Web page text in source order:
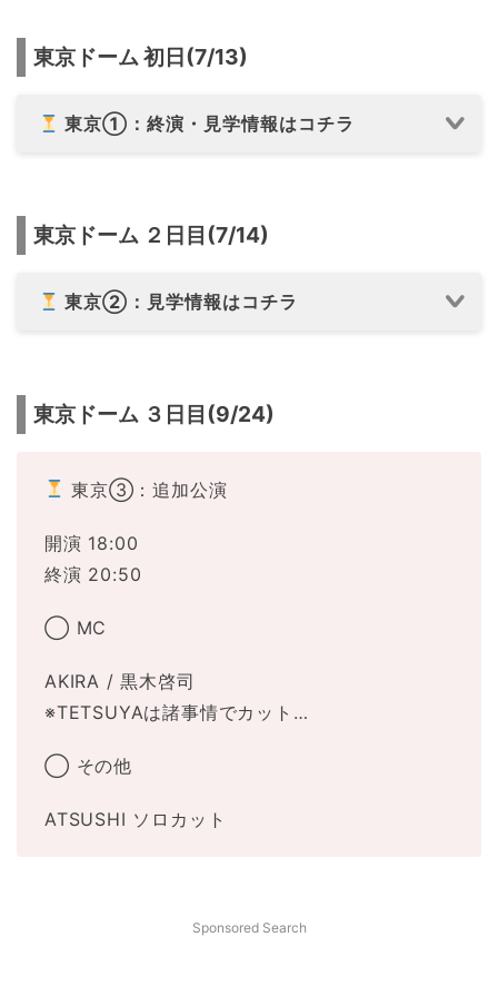
東京ドーム 初日(7/13)
東京①：終演・見学情報はコチラ
東京ドーム ２日目(7/14)
東京②：見学情報はコチラ
東京ドーム ３日目(9/24)
東京③：追加公演
開演 18:00
終演 20:50
◯ MC
AKIRA / 黒木啓司
※TETSUYAは諸事情でカット…
◯ その他
ATSUSHI ソロカット
Sponsored Search